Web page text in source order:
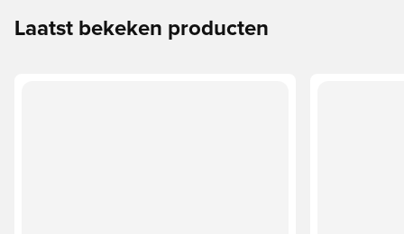
Laatst bekeken producten